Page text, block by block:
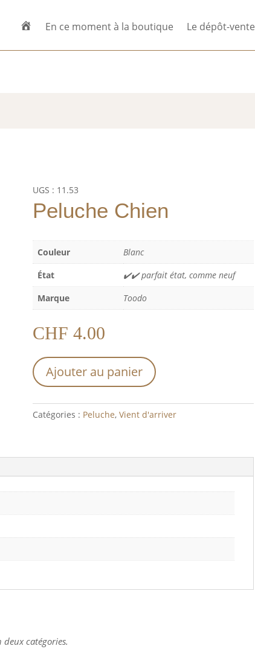
En ce moment à la boutique Le dépôt-vente
UGS : 11.53
Peluche Chien
Couleur
Blanc
État
✔️✔️ parfait état, comme neuf
Marque
Toodo
CHF 4.00
Ajouter au panier
Catégories : Peluche, Vient d'arriver
deux catégories.